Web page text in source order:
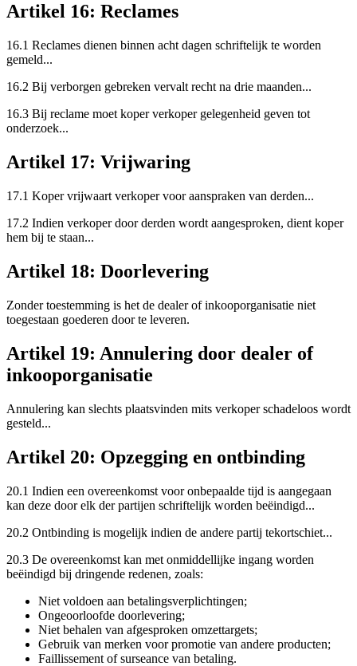
Artikel 16: Reclames
16.1 Reclames dienen binnen acht dagen schriftelijk te worden
gemeld...
16.2 Bij verborgen gebreken vervalt recht na drie maanden...
16.3 Bij reclame moet koper verkoper gelegenheid geven tot
onderzoek...
Artikel 17: Vrijwaring
17.1 Koper vrijwaart verkoper voor aanspraken van derden...
17.2 Indien verkoper door derden wordt aangesproken, dient koper
hem bij te staan...
Artikel 18: Doorlevering
Zonder toestemming is het de dealer of inkooporganisatie niet
toegestaan goederen door te leveren.
Artikel 19: Annulering door dealer of
inkooporganisatie
Annulering kan slechts plaatsvinden mits verkoper schadeloos wordt
gesteld...
Artikel 20: Opzegging en ontbinding
20.1 Indien een overeenkomst voor onbepaalde tijd is aangegaan
kan deze door elk der partijen schriftelijk worden beëindigd...
20.2 Ontbinding is mogelijk indien de andere partij tekortschiet...
20.3 De overeenkomst kan met onmiddellijke ingang worden
beëindigd bij dringende redenen, zoals:
Niet voldoen aan betalingsverplichtingen;
Ongeoorloofde doorlevering;
Niet behalen van afgesproken omzettargets;
Gebruik van merken voor promotie van andere producten;
Faillissement of surseance van betaling.